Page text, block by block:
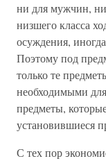
ни для мужчин,
низшего класса
осуждения,
Поэтому под
только те
необходимыми
предметы,
установившиеся
С тех пор